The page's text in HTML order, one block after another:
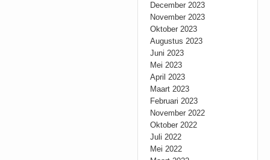
December 2023
November 2023
Oktober 2023
Augustus 2023
Juni 2023
Mei 2023
April 2023
Maart 2023
Februari 2023
November 2022
Oktober 2022
Juli 2022
Mei 2022